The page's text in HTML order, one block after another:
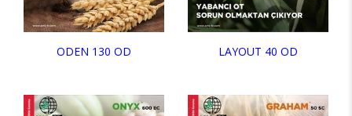
ODEN 130 OD LAYOUT 40 OD